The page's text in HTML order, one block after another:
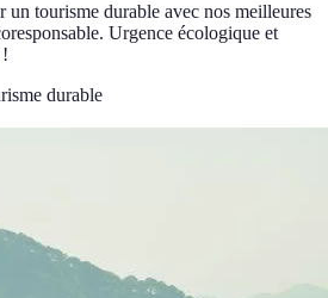
un tourisme durable avec nos meilleures
Urgence écologique et
durable